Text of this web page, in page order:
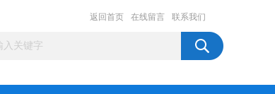
返回首页 在线留言 联系我们